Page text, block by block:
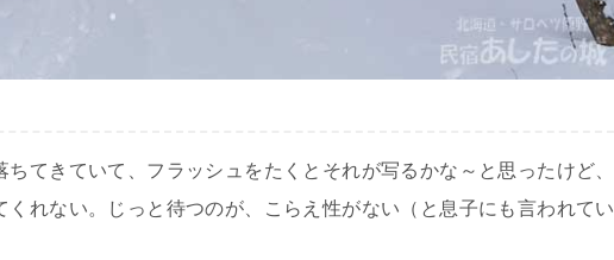
てきていて、フラッシュをたくとそれが写るかな～と思ったけど、
れない。じっと待つのが、こらえ性がない（と息子にも言われてい